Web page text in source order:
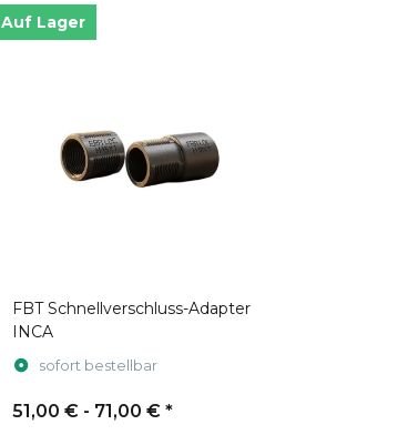
Auf Lager
FBT Schnellverschluss-Adapter
INCA
sofort bestellbar
51,00 € - 71,00 € *